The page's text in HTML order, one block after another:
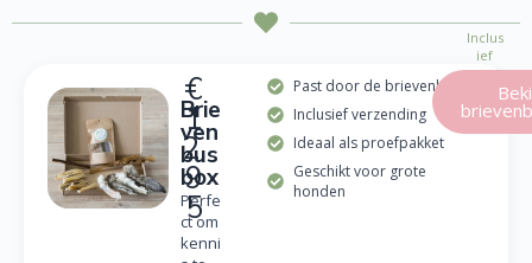
Brie
ven
bus
box
Perfe
ct om
kenni
€
1
2,
9
5
Past door de brievenbus
Inclusief verzending
Ideaal als proefpakket
Geschikt voor grote
honden
Inclus
ief
verze
nding